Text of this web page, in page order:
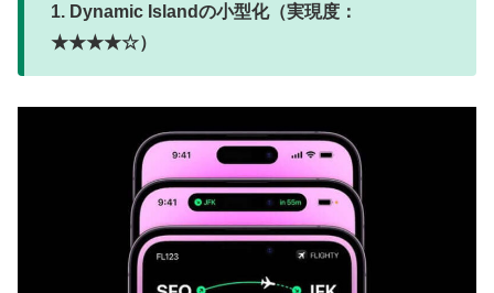
1. Dynamic Islandの小型化（実現度：
★★★★☆）